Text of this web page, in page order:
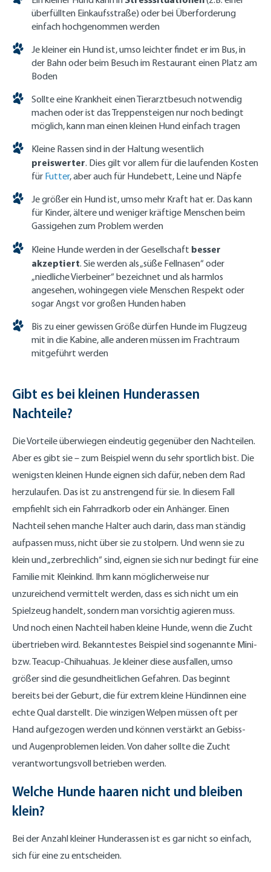
überfüllten Einkaufsstraße) oder bei Überforderung
einfach hochgenommen werden
Je kleiner ein Hund ist, umso leichter findet er im Bus, in
der Bahn oder beim Besuch im Restaurant einen Platz am
Boden
Sollte eine Krankheit einen Tierarztbesuch notwendig
machen oder ist das Treppensteigen nur noch bedingt
möglich, kann man einen kleinen Hund einfach tragen
Kleine Rassen sind in der Haltung wesentlich
preiswerter. Dies gilt vor allem für die laufenden Kosten
für Futter, aber auch für Hundebett, Leine und Näpfe
Je größer ein Hund ist, umso mehr Kraft hat er. Das kann
für Kinder, ältere und weniger kräftige Menschen beim
Gassigehen zum Problem werden
Kleine Hunde werden in der Gesellschaft besser
akzeptiert. Sie werden als „süße Fellnasen“ oder
„niedliche Vierbeiner“ bezeichnet und als harmlos
angesehen, wohingegen viele Menschen Respekt oder
sogar Angst vor großen Hunden haben
Bis zu einer gewissen Größe dürfen Hunde im Flugzeug
mit in die Kabine, alle anderen müssen im Frachtraum
mitgeführt werden
Gibt es bei kleinen Hunderassen
Nachteile?
Die Vorteile überwiegen eindeutig gegenüber den Nachteilen.
Aber es gibt sie – zum Beispiel wenn du sehr sportlich bist. Die
wenigsten kleinen Hunde eignen sich dafür, neben dem Rad
herzulaufen. Das ist zu anstrengend für sie. In diesem Fall
empfiehlt sich ein Fahrradkorb oder ein Anhänger. Einen
Nachteil sehen manche Halter auch darin, dass man ständig
aufpassen muss, nicht über sie zu stolpern. Und wenn sie zu
klein und „zerbrechlich“ sind, eignen sie sich nur bedingt für eine
Familie mit Kleinkind. Ihm kann möglicherweise nur
unzureichend vermittelt werden, dass es sich nicht um ein
Spielzeug handelt, sondern man vorsichtig agieren muss.
Und noch einen Nachteil haben kleine Hunde, wenn die Zucht
übertrieben wird. Bekanntestes Beispiel sind sogenannte Mini-
bzw. Teacup-Chihuahuas. Je kleiner diese ausfallen, umso
größer sind die gesundheitlichen Gefahren. Das beginnt
bereits bei der Geburt, die für extrem kleine Hündinnen eine
echte Qual darstellt. Die winzigen Welpen müssen oft per
Hand aufgezogen werden und können verstärkt an Gebiss-
und Augenproblemen leiden. Von daher sollte die Zucht
verantwortungsvoll betrieben werden.
Welche Hunde haaren nicht und bleiben
klein?
Bei der Anzahl kleiner Hunderassen ist es gar nicht so einfach,
sich für eine zu entscheiden.